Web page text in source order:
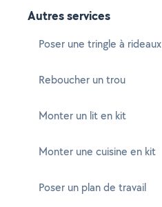
Autres services
Poser une tringle à rideaux
Reboucher un trou
Monter un lit en kit
Monter une cuisine en kit
Poser un plan de travail